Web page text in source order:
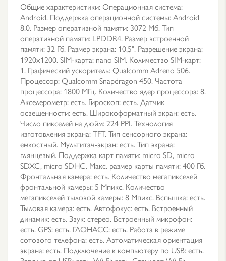
Общие характеристики: Операционная система:
Android. Поддержка операционной системы: Android
8.0. Размер оперативной памяти: 3072 Мб. Тип
оперативной памяти: LPDDR4. Размер встроенной
памяти: 32 Гб. Размер экрана: 10,5". Разрешение экрана:
1920x1200. SIM-карта: nano SIM. Количество SIM-карт:
1. Графический ускоритель: Qualcomm Adreno 506.
Процессор: Qualcomm Snapdragon 450. Частота
процессора: 1800 МГц. Количество ядер процессора: 8.
Акселерометр: есть. Гироскоп: есть. Датчик
освещенности: есть. Широкоформатный экран: есть.
Число пикселей на дюйм: 224 PPI. Технология
изготовления экрана: TFT. Тип сенсорного экрана:
емкостный. Мультитач-экран: есть. Тип экрана:
глянцевый. Поддержка карт памяти: micro SD, micro
SDXC, micro SDHC. Макс. размер карты памяти: 400 Гб.
Фронтальная камера: есть. Количество мегапикселей
фронтальной камеры: 5 Мпикс. Количество
мегапикселей тыловой камеры: 8 Мпикс. Вспышка: есть.
Тыловая камера: есть. Автофокус: есть. Встроенный
динамик: есть. Звук: стерео. Встроенный микрофон:
есть. GPS: есть. ГЛОНАСС: есть. Работа в режиме
сотового телефона: есть. Автоматическая ориентация
экрана: есть. Подключение к компьютеру по USB: есть.